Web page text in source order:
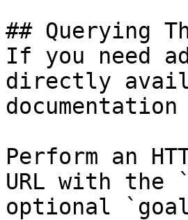
## Querying
If you need
directly
Perform an
URL with the
optional